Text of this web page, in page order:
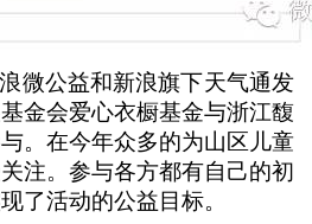
公益和新浪旗下天气通发
金会爱心衣橱基金与浙江馥
。在今年众多的为山区儿童
注。参与各方都有自己的初
了活动的公益目标。